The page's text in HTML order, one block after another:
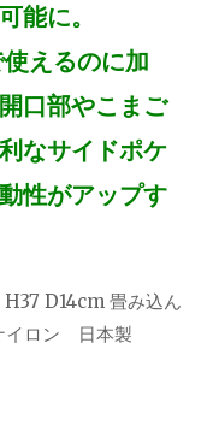
能に。
えるのに加
口部やこまご
なサイドポケ
性がアップす
D14cm 畳み込ん
イロン 日本製